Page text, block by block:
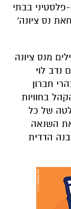
בבתי
נס ציונה'
מנס ציונה
נדב לוי
חברון
הקהל בחוויות
של כל
השנאה
הדדית